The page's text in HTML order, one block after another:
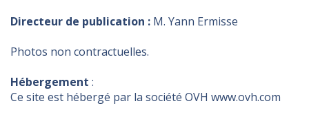
Directeur de publication : M. Yann Ermisse
Photos non contractuelles.
Hébergement :
Ce site est hébergé par la société OVH www.ovh.com